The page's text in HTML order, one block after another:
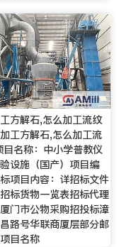
方解石,怎么加工流纹
工方解石,怎么加工流
目名称：中小学普教仪
设施（国产）项目编
项目内容：详招标文件
标货物一览表招标代理
门市公物采购招投标漳
路号华联商厦层部分邮
目名称